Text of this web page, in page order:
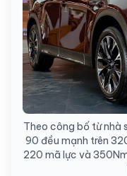
Theo công bố từ nhà
90 đều mạnh trên
220 mã lực và